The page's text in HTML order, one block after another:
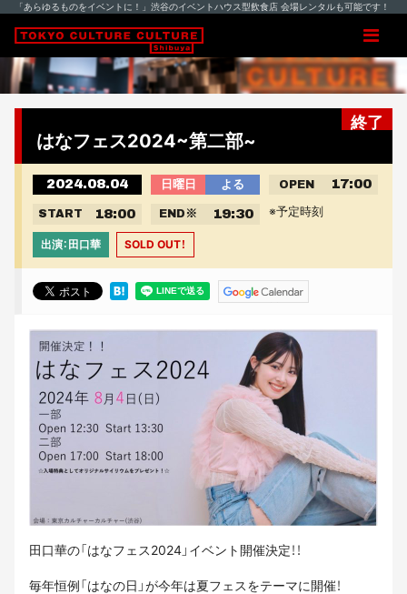
「あらゆるものをイベントに！」渋谷のイベントハウス型飲食店 会場レンタルも可能です！
終了
はなフェス2024~第二部~
2024.08.04 日曜日 よる OPEN 17:00
START 18:00 END ※ 19:30 ※予定時刻
出演：田口華 SOLD OUT！
田口華の「はなフェス2024」イベント開催決定！！
毎年恒例「はなの日」が今年は夏フェスをテーマに開催！